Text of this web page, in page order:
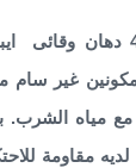
دهان وقائى
مكونين غير
مع مياه الشرب.
مقاومة